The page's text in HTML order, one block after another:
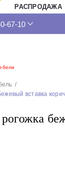
РАСПРОДАЖА
67-10
вставка